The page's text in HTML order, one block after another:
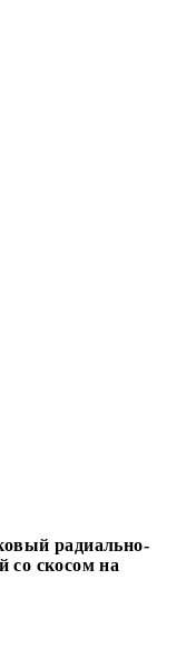
радиально-
со скосом на